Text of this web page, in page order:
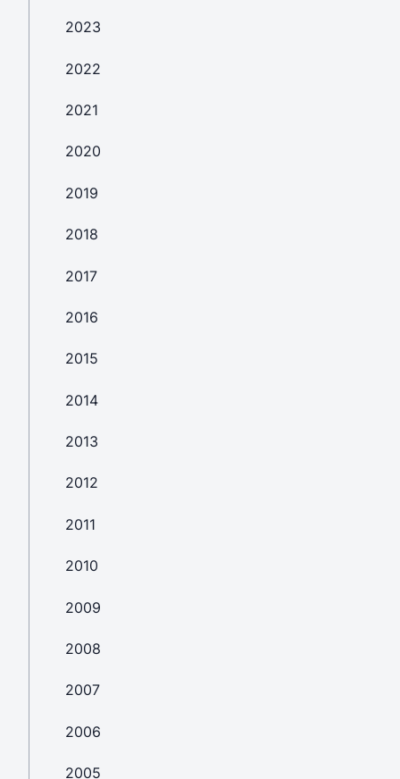
2023
2022
2021
2020
2019
2018
2017
2016
2015
2014
2013
2012
2011
2010
2009
2008
2007
2006
2005